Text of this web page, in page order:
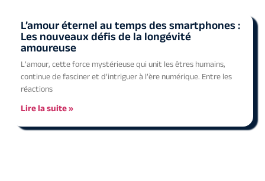
L’amour éternel au temps des smartphones :
Les nouveaux défis de la longévité
amoureuse
L’amour, cette force mystérieuse qui unit les êtres humains,
continue de fasciner et d’intriguer à l’ère numérique. Entre les
réactions
Lire la suite »